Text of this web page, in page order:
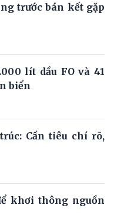
trước bán kết gặp
lít dầu FO và 41
biển
Cần tiêu chí rõ,
khơi thông nguồn